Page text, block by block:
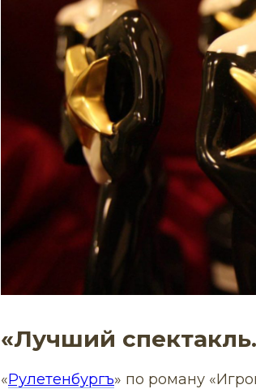
«Лучший
«Рулетенбургъ» по роману